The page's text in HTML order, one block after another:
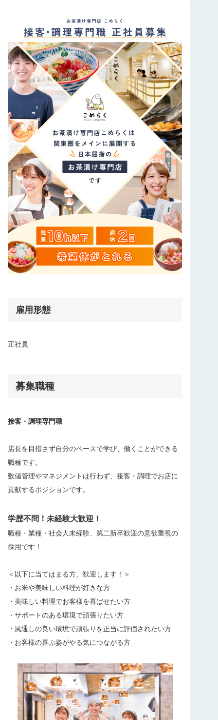
雇用形態
正社員
募集職種
接客・調理専門職
店長を目指さず自分のペースで学び、働くことができる
職種です。
数値管理やマネジメントは行わず、接客・調理でお店に
貢献するポジションです。
学歴不問 ！未経験大歓迎！
職種・業種・社会人未経験、第二新卒歓迎の意欲重視の
採用です！
＜以下に当てはまる方、歓迎します！＞
・お米や美味しい料理が好きな方
・美味しい料理でお客様を喜ばせたい方
・サポートのある環境で頑張りたい方
・風通しの良い環境で頑張りを正当に評価されたい方
・お客様の喜ぶ姿がやる気につながる方